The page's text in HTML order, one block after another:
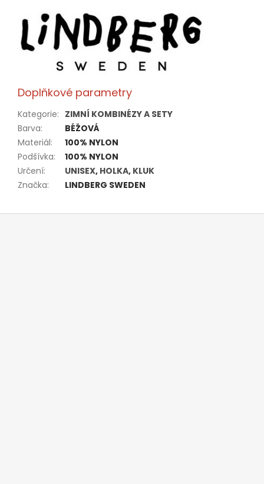
Doplňkové parametry
Kategorie: ZIMNÍ KOMBINÉZY A SETY
Barva:
BÉŽOVÁ
Materiál:
100% NYLON
Podšívka:
100% NYLON
Určení: UNISEX, HOLKA, KLUK
Značka: LINDBERG SWEDEN
Z